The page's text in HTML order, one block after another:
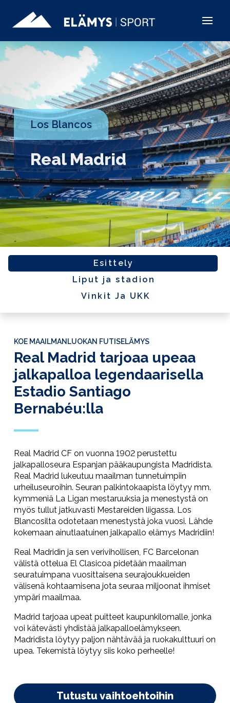
Los Blancos
Real Madrid
Esittely
Liput ja stadion
Vinkit Ja UKK
KOE MAAILMANLUOKAN FUTISELÄMYS
Real Madrid tarjoaa upeaa
jalkapalloa legendaarisella
Estadio Santiago
Bernabéu:lla
Real Madrid CF on vuonna 1902 perustettu
jalkapalloseura Espanjan pääkaupungista Madridista.
Real Madrid lukeutuu maailman tunnetuimpiin
urheiluseuroihin. Seuran palkintokaapista löytyy mm.
kymmeniä La Ligan mestaruuksia ja menestystä on
myös tullut jatkuvasti Mestareiden liigassa. Los
Blancosilta odotetaan menestystä joka vuosi. Lähde
kokemaan ainutlaatuinen jalkapallo elämys Madridiin!
Real Madridin ja sen verivihollisen, FC Barcelonan
välistä ottelua El Clasicoa pidetään maailman
seuratuimpana vuosittaisena seurajoukkueiden
välisenä kohtaamisena jota seuraa miljoonat ihmiset
ympäri maailmaa.
Madrid tarjoaa upeat puitteet kaupunkilomalle, jonka
voi kätevästi yhdistää jalkapalloelämykseen.
Madridista löytyy paljon nähtävää ja ruokakulttuuri on
upea. Tekemistä löytyy siis koko perheelle!
Tutustu vaihtoehtoihin